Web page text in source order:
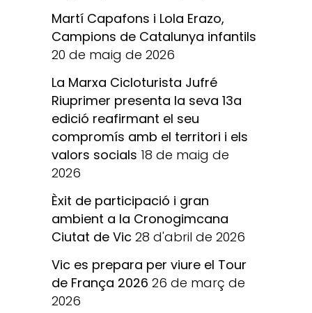
Martí Capafons i Lola Erazo,
Campions de Catalunya infantils
20 de maig de 2026
La Marxa Cicloturista Jufré
Riuprimer presenta la seva 13a
edició reafirmant el seu
compromís amb el territori i els
valors socials 18 de maig de
2026
Èxit de participació i gran
ambient a la Cronogimcana
Ciutat de Vic 28 d'abril de 2026
Vic es prepara per viure el Tour
de França 2026 26 de març de
2026